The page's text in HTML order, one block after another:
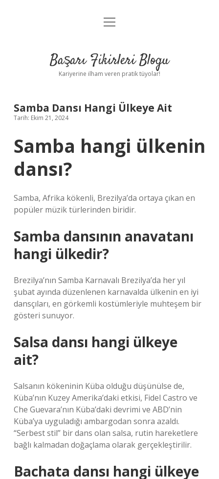
Anasayfa
Yasal Uyarı
menüyü
Başarı Fikirleri Blogu
Kariyerine ilham veren pratik tüyolar!
Samba Dansı Hangi Ülkeye Ait
Tarih: Ekim 21, 2024
Samba hangi ülkenin
dansı?
Samba, Afrika kökenli, Brezilya’da ortaya çıkan en
popüler müzik türlerinden biridir.
Samba dansının anavatanı
hangi ülkedir?
Brezilya’nın Samba Karnavalı Brezilya’da her yıl
şubat ayında düzenlenen karnavalda ülkenin en iyi
dansçıları, en görkemli kostümleriyle muhteşem bir
gösteri sunuyor.
Salsa dansı hangi ülkeye
ait?
Salsanın kökeninin Küba olduğu düşünülse de,
Küba’nın Kuzey Amerika’daki etkisi, Fidel Castro ve
Che Guevara’nın Küba’daki devrimi ve ABD’nin
Küba’ya uyguladığı ambargodan sonra azaldı.
“Serbest stil” bir dans olan salsa, rutin hareketlere
bağlı kalmadan doğaçlama olarak gerçekleştirilir.
Bachata dansı hangi ülkeye